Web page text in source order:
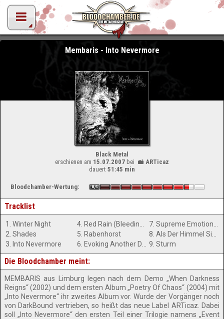
Membaris - Into Nevermore
Black Metal
erschienen am 15.07.2007 bei
ARTicaz
dauert 51:45 min
Bloodchamber-Wertung:
Tracklist
1. Winter Night
2. Shades
3. Into Nevermore
5. Rabenhorst
9. Sturm
Die Bloodchamber meint:
MEMBARIS aus Limburg legen nach dem Demo „When Darkness
Reigns“ (2002) und dem ersten Album „Poetry Of Chaos“ (2004) mit
„Into Nevermore“ ihr zweites Album vor. Wurde der Vorgänger noch
von DarkBound vertrieben, so heißt das neue Label ARTicaz. Dabei
soll „Into Nevermore“ den ersten Teil einer Trilogie namens „Event